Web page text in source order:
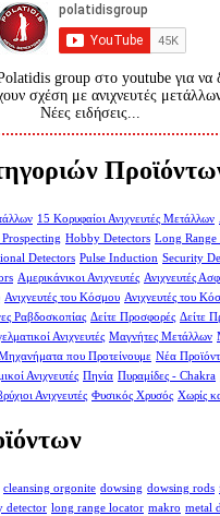
group στο youtube για να
σχέση με ανιχνευτές
Νέες ειδήσεις...
15 Κορυφαίοι Ανιχνευτές Μετάλλων
Hobby Detectors Long Range
Detectors Pulse Induction Security
Αμερικάνικοι Ανιχνευτές Ανιχνευτές
Ανιχνευτές του Κόσμου Ανιχνευτές του
Ραβδοσκοπίας Δείτε Προσφορές Δείτε
Ανιχνευτές Μαγνήτες Μετάλλων
που Προτείνουμε Νέα
Ανιχνευτές Πηνία Πυραμίδες - Chakra
Ανιχνευτές Φυσικός Χρυσός Χωρίς
cleansing orgonite dowsing dowsing rods
detector long range locator makro metal